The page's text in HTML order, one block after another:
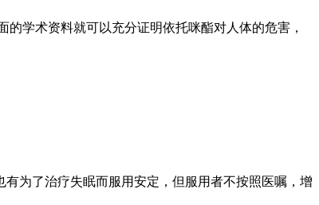
学术资料就可以充分证明依托咪酯对人体的危害，
为了治疗失眠而服用安定，但服用者不按照医嘱，增